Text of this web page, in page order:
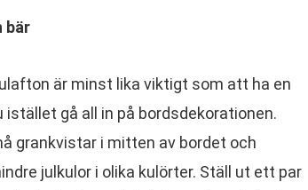
bär
är minst lika viktigt som att ha en
istället gå all in på bordsdekorationen.
grankvistar i mitten av bordet och
julkulor i olika kulörter. Ställ ut ett par